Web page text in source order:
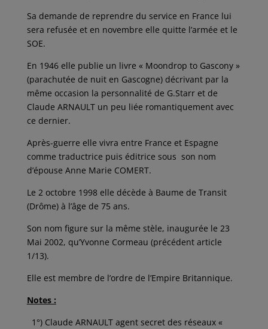
Sa demande de reprendre du service en France lui
sera refusée et en novembre elle quitte l’armée et le
SOE.
En 1946 elle publie un livre « Moondrop to Gascony »
(parachutée de nuit en Gascogne) décrivant par la
même occasion la personnalité de G.Starr et de
Claude ARNAULT un peu liée romantiquement avec
ce dernier.
Après-guerre elle vivra entre France et Espagne
comme traductrice puis éditrice sous son nom
d’épouse Anne Marie COMERT.
Le 2 octobre 1998 elle décède à Baume de Transit
(Drôme) à l’âge de 75 ans.
Son nom figure sur la même stèle, inaugurée le 23
Mai 2002, qu’Yvonne Cormeau (précédent article
1/13).
Elle est membre de l’ordre de l’Empire Britannique.
Notes :
1°) Claude ARNAULT agent secret des réseaux «